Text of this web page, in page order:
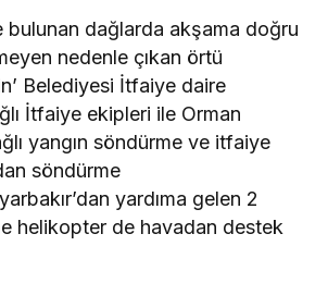
bulunan dağlarda akşama doğru
nedenle çıkan örtü
Belediyesi İtfaiye daire
İtfaiye ekipleri ile Orman
yangın söndürme ve itfaiye
söndürme
yardıma gelen 2
helikopter de havadan destek